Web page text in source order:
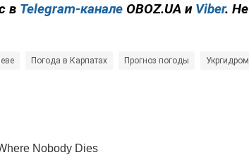
в Telegram-канале OBOZ.UA и Viber. Не
Погода в Карпатах Прогноз погоды